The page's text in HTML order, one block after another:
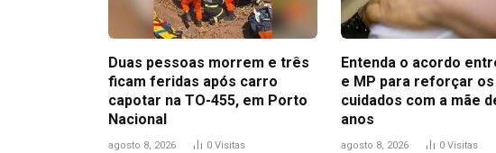
Duas pessoas morrem e três
ficam feridas após carro
capotar na TO-455, em Porto
Nacional
agosto 8, 2026 0 Visitas
Entenda o acordo
e MP para reforçar os
cuidados com a mãe
anos
agosto 8, 2026 0 Visitas